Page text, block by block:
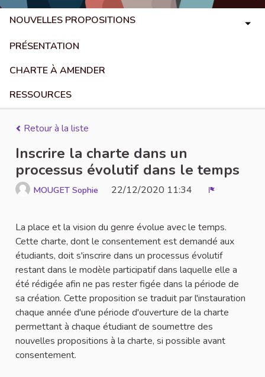
NOUVELLES PROPOSITIONS
PRÉSENTATION
CHARTE À AMENDER
RESSOURCES
Retour à la liste
Inscrire la charte dans un
processus évolutif dans le temps
MOUGET Sophie 22/12/2020 11:34
La place et la vision du genre évolue avec le temps.
Cette charte, dont le consentement est demandé aux
étudiants, doit s'inscrire dans un processus évolutif
restant dans le modèle participatif dans laquelle elle a
été rédigée afin ne pas rester figée dans la période de
sa création. Cette proposition se traduit par l'instauration
chaque année d'une période d'ouverture de la charte
permettant à chaque étudiant de soumettre des
nouvelles propositions à la charte, si possible avant
consentement.